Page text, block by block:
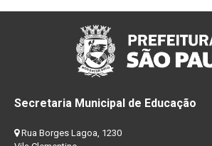
Secretaria Municipal de Educação
Rua Borges Lagoa, 1230